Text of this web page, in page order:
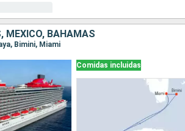
MÉXICO, BAHAMAS
Bimini, Miami
Comidas incluidas